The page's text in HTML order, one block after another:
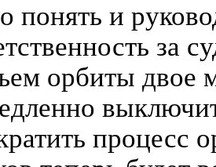
понять и
за
орбиты двое
процесс